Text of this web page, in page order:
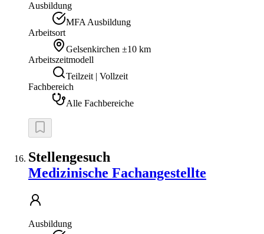
Ausbildung
MFA Ausbildung
Arbeitsort
Gelsenkirchen ±10 km
Arbeitszeitmodell
Teilzeit | Vollzeit
Fachbereich
Alle Fachbereiche
Stellengesuch
Medizinische Fachangestellte
Ausbildung